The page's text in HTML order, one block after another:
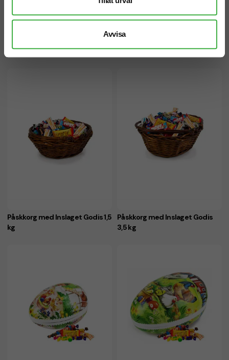
Avvisa
kg
2,5 kg
Påskkorg med Inslaget Godis 1,5
kg
Påskkorg med Inslaget Godis
3,5 kg